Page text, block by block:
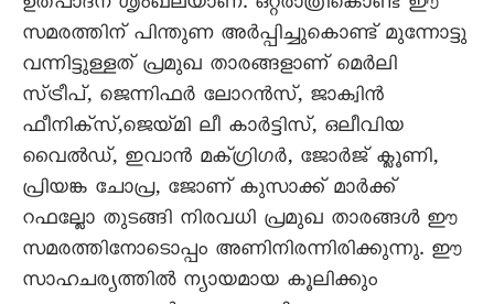
സമരത്തിന് പിന്തുണ അർപ്പിച്ചുകൊണ്ട് മുന്നോട്ടു
വന്നിട്ടുള്ളത് പ്രമുഖ താരങ്ങളാണ് മെർലി
സ്ട്രീപ്, ജെന്നിഫർ ലോറൻസ്, ജാക്വിൻ
ഫീനിക്സ്,ജെയ്മി ലീ കാർട്ടിസ്, ഒലീവിയ
വൈൽഡ്, ഇവാൻ മക്ഗ്രിഗർ, ജോർജ് ക്ലൂണി,
പ്രിയങ്ക ചോപ്ര, ജോണ് കുസാക്ക് മാർക്ക്
റഫല്ലോ തുടങ്ങി നിരവധി പ്രമുഖ താരങ്ങൾ ഈ
സമരത്തിനോടൊപ്പം അണിനിരന്നിരിക്കുന്നു. ഈ
സാഹചര്യത്തിൽ ന്യായമായ കൂലിക്കും